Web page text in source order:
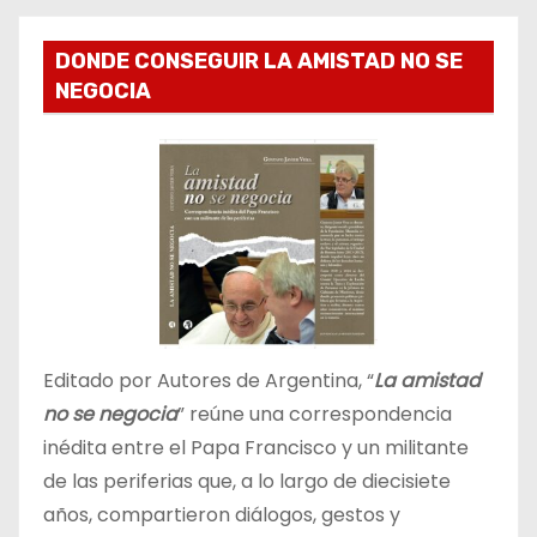
DONDE CONSEGUIR LA AMISTAD NO SE
NEGOCIA
Editado por Autores de Argentina, “La amistad
no se negocia” reúne una correspondencia
inédita entre el Papa Francisco y un militante
de las periferias que, a lo largo de diecisiete
años, compartieron diálogos, gestos y